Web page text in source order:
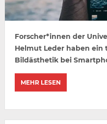
Forscher*innen der
Helmut Leder haben ein
Bildästhetik bei
MEHR LESEN